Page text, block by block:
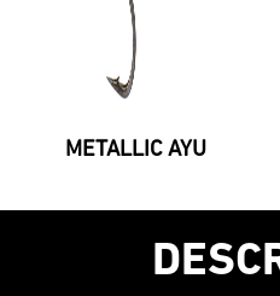
METALLIC AYU